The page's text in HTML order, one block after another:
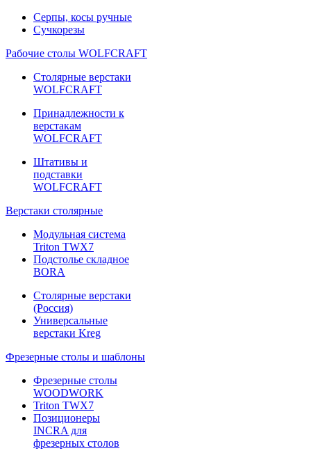
Серпы, косы ручные
Сучкорезы
Рабочие столы WOLFCRAFT
Столярные верстаки
WOLFCRAFT
Принадлежности к
верстакам
WOLFCRAFT
Штативы и
подставки
WOLFCRAFT
Верстаки столярные
Модульная система
Triton TWX7
Подстолье складное
BORA
Столярные верстаки
(Россия)
Универсальные
верстаки Kreg
Фрезерные столы и шаблоны
Фрезерные столы
WOODWORK
Triton TWX7
Позиционеры
INCRA для
фрезерных столов